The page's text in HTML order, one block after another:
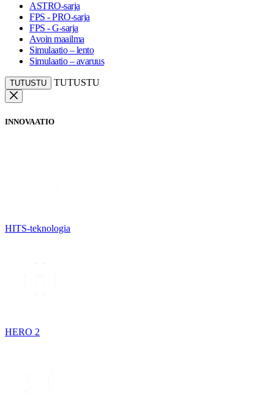
ASTRO-sarja
FPS - PRO-sarja
FPS - G-sarja
Avoin maailma
Simulaatio – lento
Simulaatio – avaruus
TUTUSTU TUTUSTU
INNOVAATIO
HITS-teknologia
HERO 2